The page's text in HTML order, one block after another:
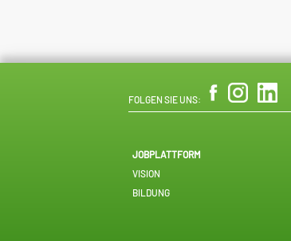
FOLGEN SIE UNS:
JOBPLATTFORM
VISION
BILDUNG